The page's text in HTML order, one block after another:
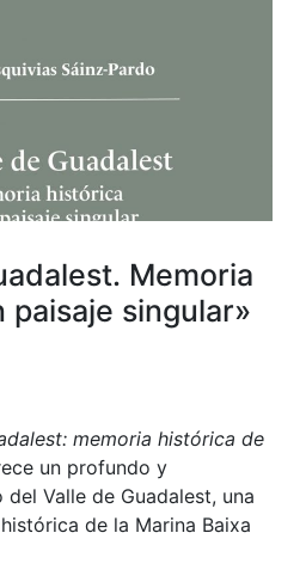
Memoria
singular»
memoria histórica de
un profundo y
Valle de Guadalest, una
de la Marina Baixa